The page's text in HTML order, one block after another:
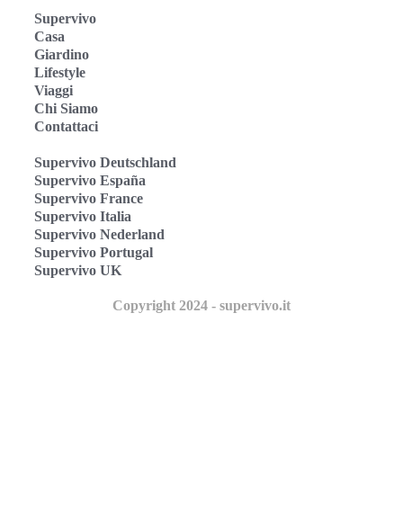
Supervivo
Casa
Giardino
Lifestyle
Viaggi
Chi Siamo
Contattaci
Supervivo Deutschland
Supervivo España
Supervivo France
Supervivo Italia
Supervivo Nederland
Supervivo Portugal
Supervivo UK
Copyright 2024 - supervivo.it